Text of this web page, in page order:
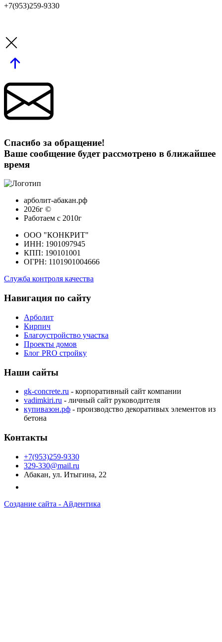
+7(953)259-9330
Спасибо за обращение!
Ваше сообщение будет рассмотрено в ближайшее
время
арболит-абакан.рф
2026г ©
Работаем с 2010г
ООО "КОНКРИТ"
ИНН: 1901097945
КПП: 190101001
ОГРН: 1101901004666
Служба контроля качества
Навигация по сайту
Арболит
Кирпич
Благоустройство участка
Проекты домов
Блог PRO стройку
Наши сайты
gk-concrete.ru - корпоративный сайт компании
vadimkiri.ru - личный сайт руководителя
купивазон.рф - производство декоративых элементов из
бетона
Контакты
+7(953)259-9330
329-330@mail.ru
Абакан, ул. Итыгина, 22
Создание сайта - Айдентика